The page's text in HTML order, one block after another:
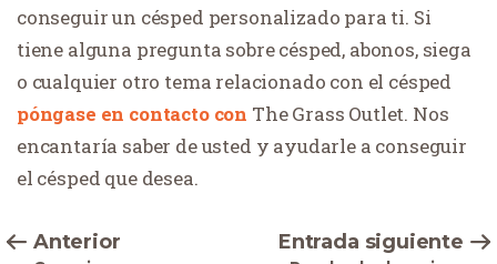
conseguir un césped personalizado para ti. Si
tiene alguna pregunta sobre césped, abonos, siega
o cualquier otro tema relacionado con el césped
póngase en contacto con The Grass Outlet. Nos
encantaría saber de usted y ayudarle a conseguir
el césped que desea.
Anterior Entrada siguiente